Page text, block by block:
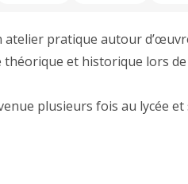
pratique autour
théorique et historique lors
plusieurs fois au lycée